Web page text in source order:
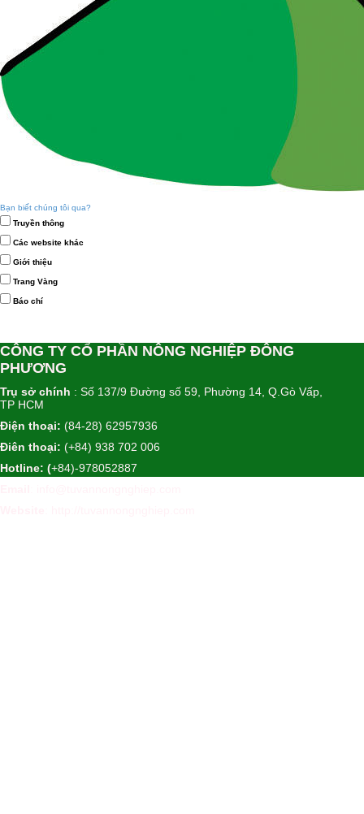
Bạn biết chúng tôi qua?
Truyền thông
Các website khác
Giới thiệu
Trang Vàng
Báo chí
CÔNG TY CỔ PHẦN NÔNG NGHIỆP ĐÔNG
PHƯƠNG
Trụ sở chính : Số 137/9 Đường số 59, Phường 14, Q.Gò Vấp,
TP HCM
Điện thoại: (84-28) 62957936
Điên thoại: (+84) 938 702 006
Hotline: (+84)-978052887